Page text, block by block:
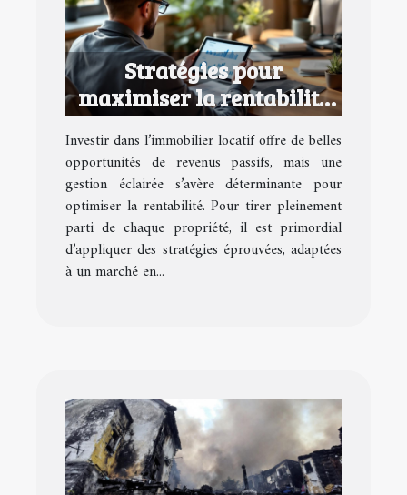
Stratégies pour
maximiser la rentabilité
de vos biens locatifs
Investir dans l’immobilier locatif offre de belles
opportunités de revenus passifs, mais une
gestion éclairée s’avère déterminante pour
optimiser la rentabilité. Pour tirer pleinement
parti de chaque propriété, il est primordial
d’appliquer des stratégies éprouvées, adaptées
à un marché en...